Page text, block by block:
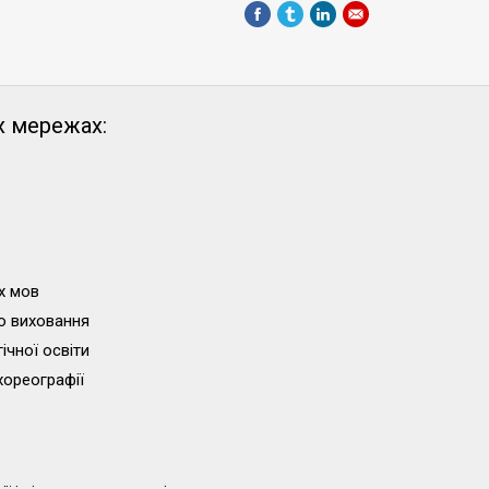
мережах:
мов
виховання
освіти